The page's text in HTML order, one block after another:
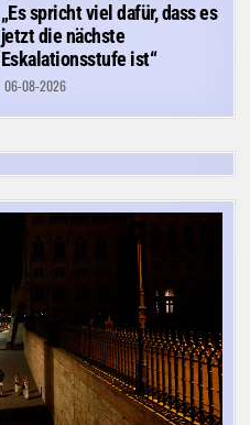
„Es spricht viel dafür, dass es
jetzt die nächste
Eskalationsstufe ist“
06-08-2026